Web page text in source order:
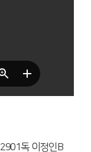
2901독 이정인B